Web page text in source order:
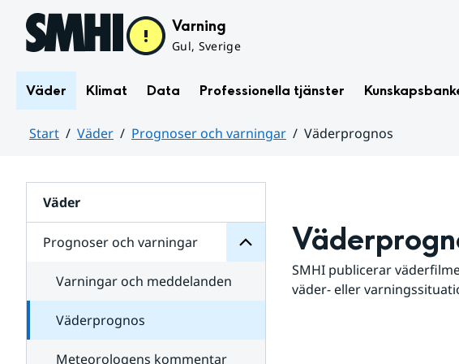
Hoppa till sidans innehåll Varning
Gul, Sverige
Väder Klimat Data Professionella tjänster
Start Väder Prognoser och varningar
Väderprognos
Väder
Prognoser och varningar
för
varningar
Varningar och meddelanden
Väderprognos
Meteorologens kommentar
SMHI publicerar
väder- eller